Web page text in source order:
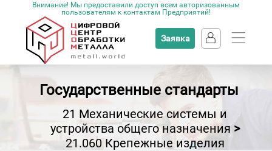
Внимание! Мы предоставили доступ всем авторизованным
пользователям к контактам Предприятий!
Заявка
Государственные стандарты
21 Механические системы и
устройства общего назначения >
21.060 Крепежные изделия